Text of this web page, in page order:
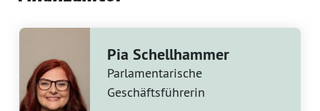
Pia Schellhammer
Parlamentarische
Geschäftsführerin